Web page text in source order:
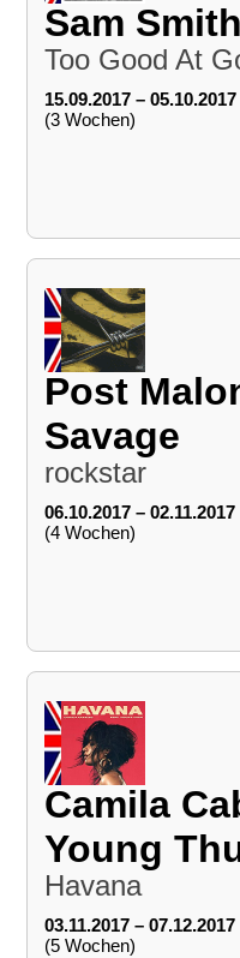
Sam Smith
Too Good At
15.09.2017 – 05.10.2017
(3 Wochen)
Post
Savage
rockstar
06.10.2017 – 02.11.2017
(4 Wochen)
Camila
Young
Havana
03.11.2017 – 07.12.2017
(5 Wochen)